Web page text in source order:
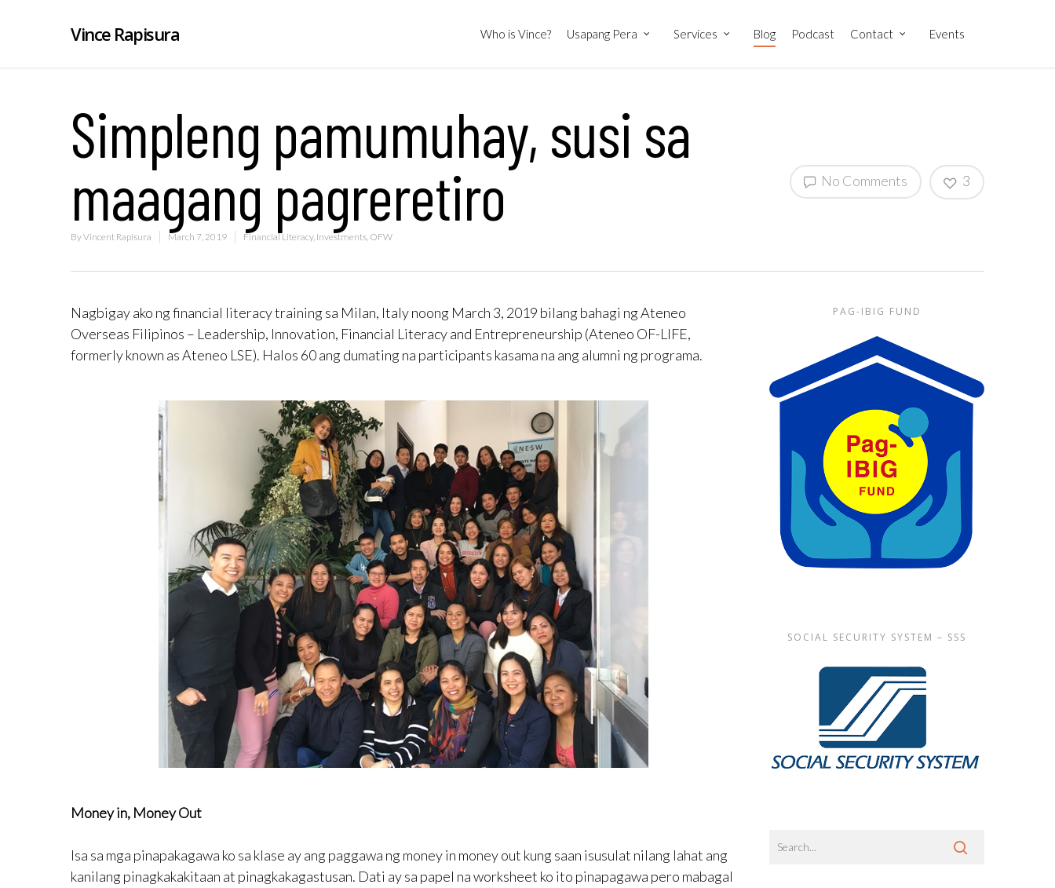
Vince Rapisura Who is Vince? Usapang Pera Services Blog Podcast Contact Events
Simpleng pamumuhay, susi sa
maagang pagreretiro
ByVincent Rapisura March 7, 2019 Financial Literacy, Investments, OFW
No Comments 3
Nagbigay ako ng financial literacy training sa Milan, Italy noong March 3, 2019 bilang bahagi ng Ateneo
Overseas Filipinos – Leadership, Innovation, Financial Literacy and Entrepreneurship (Ateneo OF-LIFE,
formerly known as Ateneo LSE). Halos 60 ang dumating na participants kasama na ang alumni ng programa.
Money in, Money Out
Isa sa mga pinapakagawa ko sa klase ay ang paggawa ng money in money out kung saan isusulat nilang lahat ang
kanilang pinagkakakitaan at pinagkakagastusan. Dati ay sa papel na worksheet ko ito pinapagawa pero mabagal
PAG-IBIG FUND
SOCIAL SECURITY SYSTEM – SSS